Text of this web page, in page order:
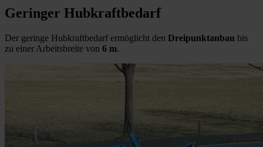
Geringer Hubkraftbedarf
Der geringe Hubkraftbedarf ermöglicht den Dreipunktanbau bis
zu einer Arbeitsbreite von 6 m.